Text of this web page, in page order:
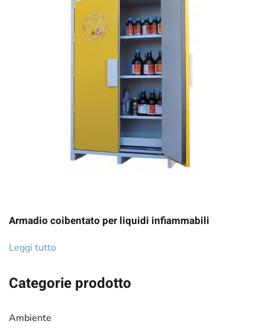
Categorie prodotto
Ambiente
Armadio coibentato per liquidi infiammabili
Leggi tutto